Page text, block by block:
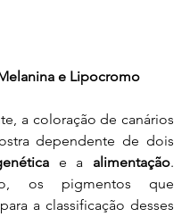
e Lipocromo
a coloração de canários
dependente de dois
e a alimentação.
os pigmentos que
a classificação desses